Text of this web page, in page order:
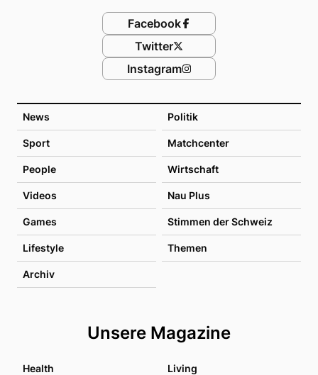
News Politik
Sport Matchcenter
People Wirtschaft
Videos Nau Plus
Games Stimmen der Schweiz
Lifestyle Themen
Archiv
Unsere Magazine
Health Living
Facebook
Twitter
Instagram